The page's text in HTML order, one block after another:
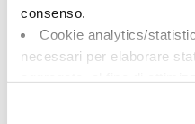
consenso.
Cookie analytics/
necessari per elaborare
Cookie di profilazione/